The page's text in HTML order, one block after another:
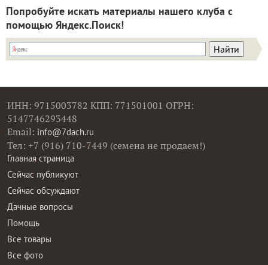
Попробуйте искать материалы нашего клуба с
помощью Яндекс.Поиск!
ИНН: 9715003782 КПП: 771501001 ОГРН:
5147746293448
Email: info@7dach.ru
Тел: +7 (916) 710-7449 (семена не продаем!)
Главная страница
Сейчас публикуют
Сейчас обсуждают
Дачные вопросы
Помощь
Все товары
Все фото